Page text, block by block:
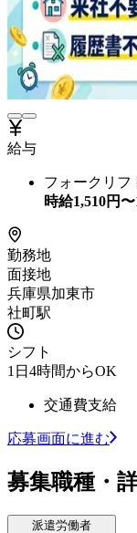
給与
フォークリフ
時給1,510円〜
勤務地
面接地
兵庫県加東市
社町駅
シフト
1日4時間からOK
交通費支給
応募画面に進む
募集職種・
派遣労働者